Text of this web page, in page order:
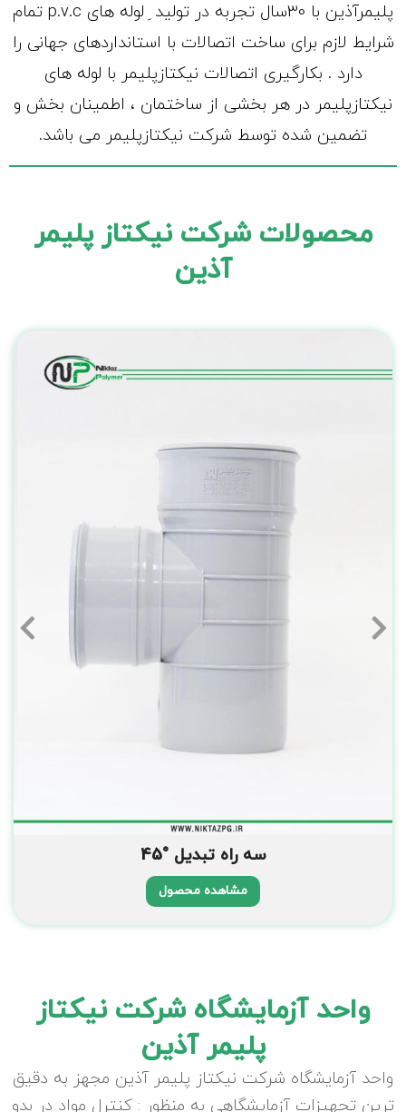
پلیمرآذین با 30سال تجربه در تولید ِ لوله های p.v.c تمام
شرایط لازم برای ساخت اتصالات با استانداردهای جهانی را
دارد . بکارگیری اتصالات نیکتازپلیمر با لوله های
نیکتازپلیمر در هر بخشی از ساختمان ، اطمینان بخش و
تضمین شده توسط شرکت نیکتازپلیمر می باشد.
محصولات شرکت نیکتاز پلیمر
آذین
سه راه تبدیل °45
مشاهده محصول
واحد آزمایشگاه شرکت نیکتاز
پلیمر آذین
واحد آزمایشگاه شرکت نیکتاز پلیمر آذین مجهز به دقیق
ترین تجهیزات آزمایشگاهی به منظور : کنترل مواد در بدو